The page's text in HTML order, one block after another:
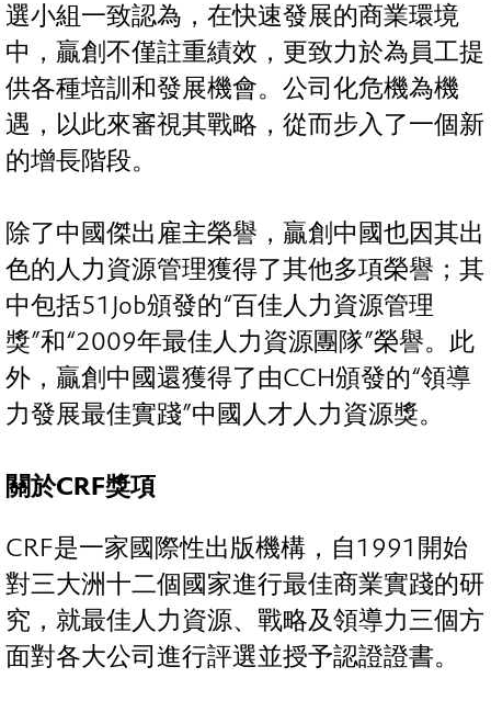
選小組一致認為，在快速發展的商業環境
中，贏創不僅註重績效，更致力於為員工提
供各種培訓和發展機會。公司化危機為機
遇，以此來審視其戰略，從而步入了一個新
的增長階段。
除了中國傑出雇主榮譽，贏創中國也因其出
色的人力資源管理獲得了其他多項榮譽；其
中包括51Job頒發的“百佳人力資源管理
獎”和“2009年最佳人力資源團隊”榮譽。此
外，贏創中國還獲得了由CCH頒發的“領導
力發展最佳實踐”中國人才人力資源獎。
關於CRF獎項
CRF是一家國際性出版機構，自1991開始
對三大洲十二個國家進行最佳商業實踐的研
究，就最佳人力資源、戰略及領導力三個方
面對各大公司進行評選並授予認證證書。